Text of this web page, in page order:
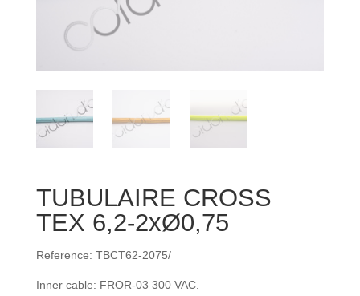
TUBULAIRE CROSS
TEX 6,2-2xØ0,75
Reference: TBCT62-2075/
Inner cable: FROR‐03 300 VAC.